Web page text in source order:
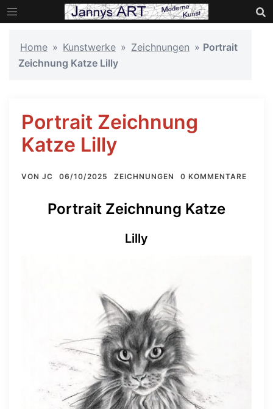
Zum
Inhalt
Home » Kunstwerke » Zeichnungen » Portrait
Zeichnung Katze Lilly
Portrait Zeichnung
Katze Lilly
VON JC 06/10/2025 ZEICHNUNGEN 0 KOMMENTARE
Portrait Zeichnung Katze
Lilly